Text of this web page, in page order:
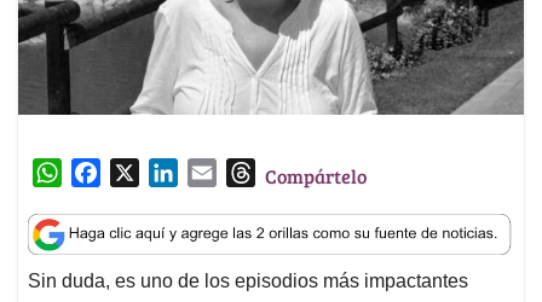
W
a
t
s
c
e
b
n
k
e
a
i
l
T
r
e
a
Compártelo
Sin duda, es uno de los episodios más impactantes